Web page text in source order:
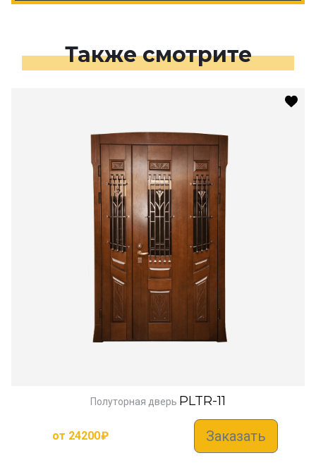
Также смотрите
Полуторная дверь PLTR-11
от 24200₽ Заказать